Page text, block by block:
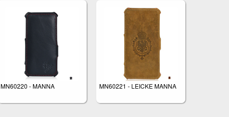
MN60220 - MANNA MN60221 - LEICKE MANNA